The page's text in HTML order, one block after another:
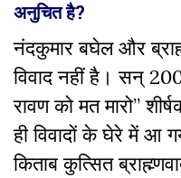
अनुचित है?
नंदकुमार बघेल और
विवाद नहीं है। सन्
रावण को मत मारो”
ही विवादों के घेरे में आ
किताब कुत्सित